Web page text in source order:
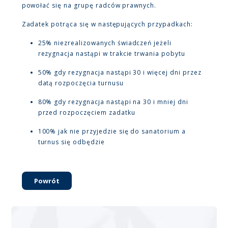
powołać się na grupę radców prawnych.
Zadatek potrąca się w następujących przypadkach:
25% niezrealizowanych świadczeń jeżeli
rezygnacja nastąpi w trakcie trwania pobytu
50% gdy rezygnacja nastąpi 30 i więcej dni przez
datą rozpoczęcia turnusu
80% gdy rezygnacja nastąpi na 30 i mniej dni
przed rozpoczęciem zadatku
100% jak nie przyjedzie się do sanatorium a
turnus się odbędzie
Powrót